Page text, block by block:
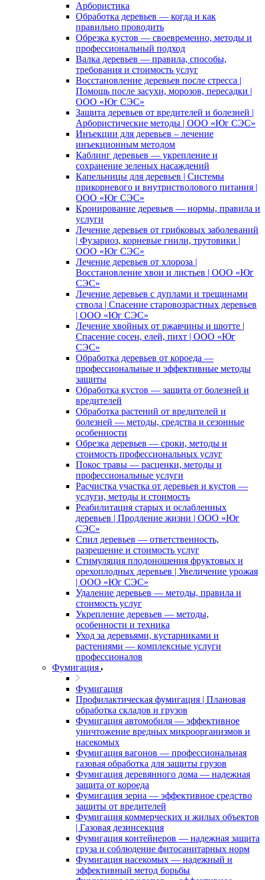
Арбористика
Обработка деревьев — когда и как
правильно проводить
Обрезка кустов — своевременно, методы и
профессиональный подход
Валка деревьев — правила, способы,
требования и стоимость услуг
Восстановление деревьев после стресса |
Помощь после засухи, морозов, пересадки |
ООО «Юг СЭС»
Защита деревьев от вредителей и болезней |
Арбористические методы | ООО «Юг СЭС»
Инъекции для деревьев – лечение
инъекционным методом
Каблинг деревьев — укрепление и
сохранение зеленых насаждений
Капельницы для деревьев | Системы
прикорневого и внутристволового питания |
ООО «Юг СЭС»
Кронирование деревьев — нормы, правила и
услуги
Лечение деревьев от грибковых заболеваний
| Фузариоз, корневые гнили, трутовики |
ООО «Юг СЭС»
Лечение деревьев от хлороза |
Восстановление хвои и листьев | ООО «Юг
СЭС»
Лечение деревьев с дуплами и трещинами
ствола | Спасение старовозрастных деревьев
| ООО «Юг СЭС»
Лечение хвойных от ржавчины и шютте |
Спасение сосен, елей, пихт | ООО «Юг
СЭС»
Обработка деревьев от короеда —
профессиональные и эффективные методы
защиты
Обработка кустов — защита от болезней и
вредителей
Обработка растений от вредителей и
болезней — методы, средства и сезонные
особенности
Обрезка деревьев — сроки, методы и
стоимость профессиональных услуг
Покос травы — расценки, методы и
профессиональные услуги
Расчистка участка от деревьев и кустов —
услуги, методы и стоимость
Реабилитация старых и ослабленных
деревьев | Продление жизни | ООО «Юг
СЭС»
Спил деревьев — ответственность,
разрешение и стоимость услуг
Стимуляция плодоношения фруктовых и
орехоплодных деревьев | Увеличение урожая
| ООО «Юг СЭС»
Удаление деревьев — методы, правила и
стоимость услуг
Укрепление деревьев — методы,
особенности и техника
Уход за деревьями, кустарниками и
растениями — комплексные услуги
профессионалов
Фумигация
Фумигация
Профилактическая фумигация | Плановая
обработка складов и грузов
Фумигация автомобиля — эффективное
уничтожение вредных микроорганизмов и
насекомых
Фумигация вагонов — профессиональная
газовая обработка для защиты грузов
Фумигация деревянного дома — надежная
защита от короеда
Фумигация зерна — эффективное средство
защиты от вредителей
Фумигация коммерческих и жилых объектов
| Газовая дезинсекция
Фумигация контейнеров — надежная защита
груза и соблюдение фитосанитарных норм
Фумигация насекомых — надежный и
эффективный метод борьбы